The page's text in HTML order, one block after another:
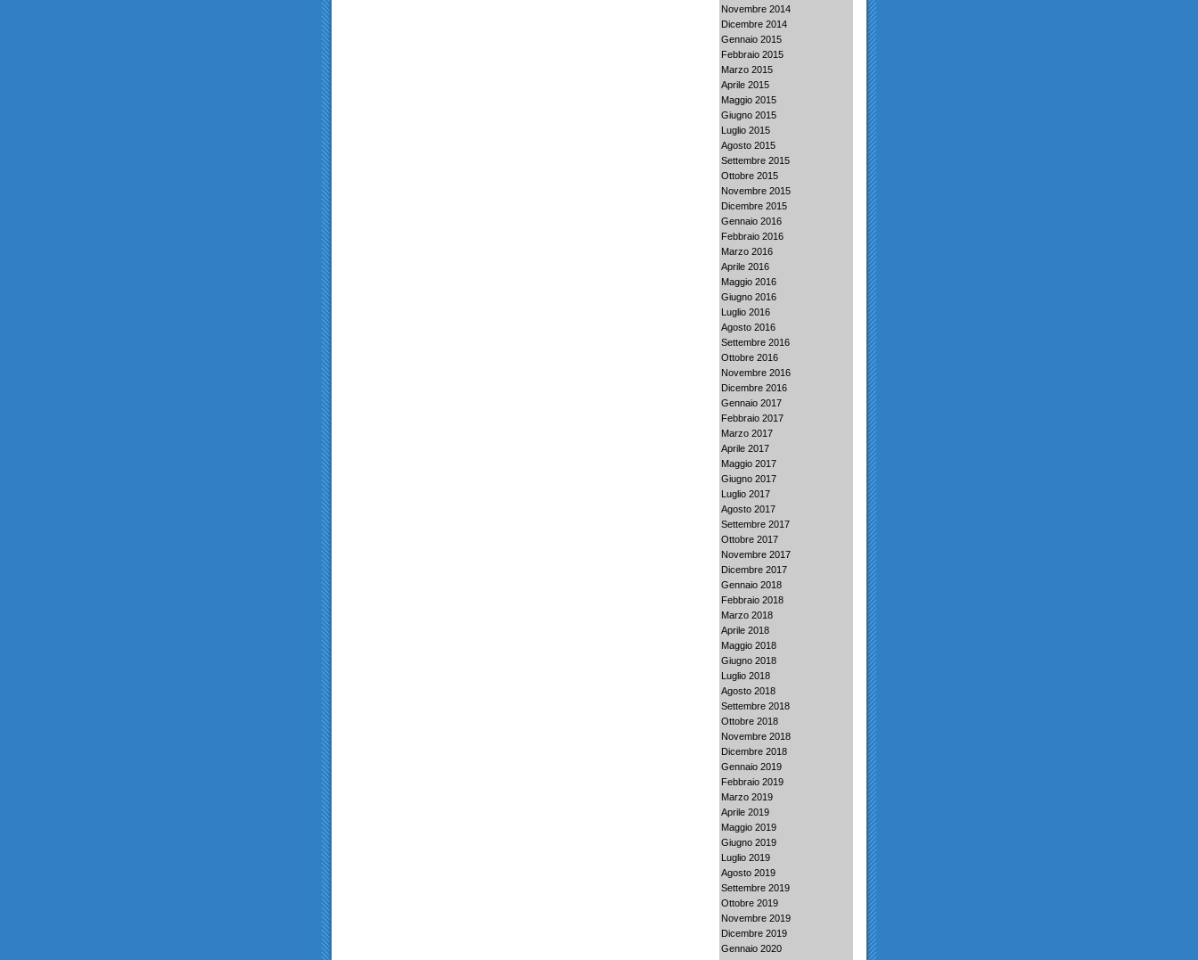
Novembre 2014
Dicembre 2014
Gennaio 2015
Febbraio 2015
Marzo 2015
Aprile 2015
Maggio 2015
Giugno 2015
Luglio 2015
Agosto 2015
Settembre 2015
Ottobre 2015
Novembre 2015
Dicembre 2015
Gennaio 2016
Febbraio 2016
Marzo 2016
Aprile 2016
Maggio 2016
Giugno 2016
Luglio 2016
Agosto 2016
Settembre 2016
Ottobre 2016
Novembre 2016
Dicembre 2016
Gennaio 2017
Febbraio 2017
Marzo 2017
Aprile 2017
Maggio 2017
Giugno 2017
Luglio 2017
Agosto 2017
Settembre 2017
Ottobre 2017
Novembre 2017
Dicembre 2017
Gennaio 2018
Febbraio 2018
Marzo 2018
Aprile 2018
Maggio 2018
Giugno 2018
Luglio 2018
Agosto 2018
Settembre 2018
Ottobre 2018
Novembre 2018
Dicembre 2018
Gennaio 2019
Febbraio 2019
Marzo 2019
Aprile 2019
Maggio 2019
Giugno 2019
Luglio 2019
Agosto 2019
Settembre 2019
Ottobre 2019
Novembre 2019
Dicembre 2019
Gennaio 2020